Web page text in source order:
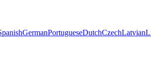
GermanPortugueseDutchCzechLatvian